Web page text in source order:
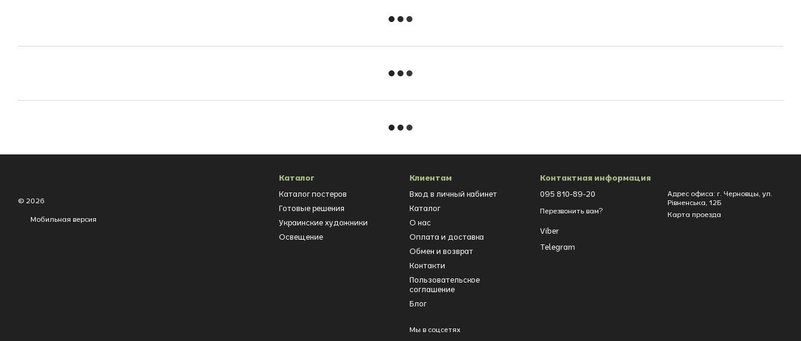
© 2026
Мобильная версия
Каталог
Каталог постеров
Готовые решения
Украинские художники
Освещение
Клиентам
Вход в личный кабинет
Каталог
О нас
Оплата и доставка
Обмен и возврат
Контакти
Пользовательское
соглашение
Блог
Мы в соцсетях
Контактная информация
095 810-89-20
Перезвонить вам?
Viber
Telegram
Адрес офиса: г. Черновцы, ул.
Рівненська, 12Б
Карта проезда